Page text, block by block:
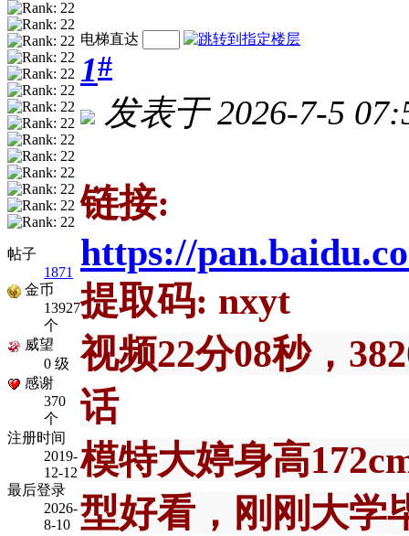
帖子
1871
金币
13927
个
威望
0 级
感谢
370
个
注册时间
2019-
12-12
最后登录
2026-
8-10
电梯直达
1#
发表于 2026-7-5
链接:
https://
提取码: nxyt
视频22分08秒，
话
模特大婷身高
型好看，刚刚大学